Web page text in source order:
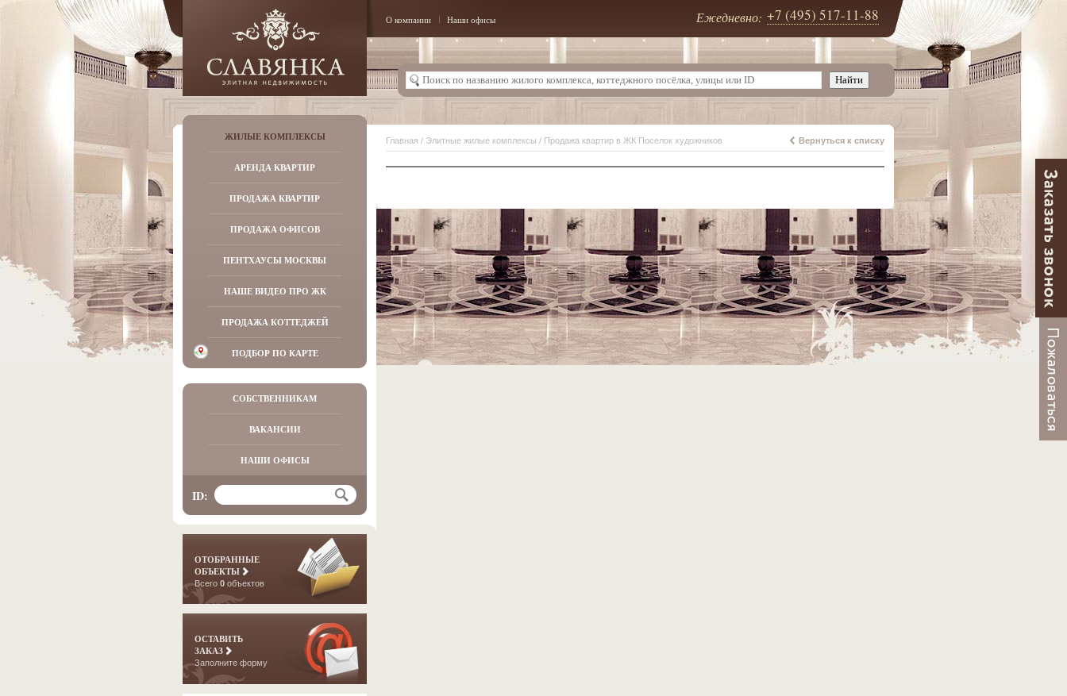
О компании Наши офисы Ежедневно: +7 (495) 517-11-88
ЖИЛЫЕ КОМПЛЕКСЫ
АРЕНДА КВАРТИР
ПРОДАЖА КВАРТИР
ПРОДАЖА ОФИСОВ
ПЕНТХАУСЫ МОСКВЫ
НАШЕ ВИДЕО ПРО ЖК
ПРОДАЖА КОТТЕДЖЕЙ
ПОДБОР ПО КАРТЕ
СОБСТВЕННИКАМ
ВАКАНСИИ
НАШИ ОФИСЫ
ID:
ОТОБРАННЫЕ
ОБЪЕКТЫ
Всего 0 объектов
ОСТАВИТЬ
ЗАКАЗ
Заполните форму
Главная / Элитные жилые комплексы / Продажа квартир в ЖК Поселок художников Вернуться к списку